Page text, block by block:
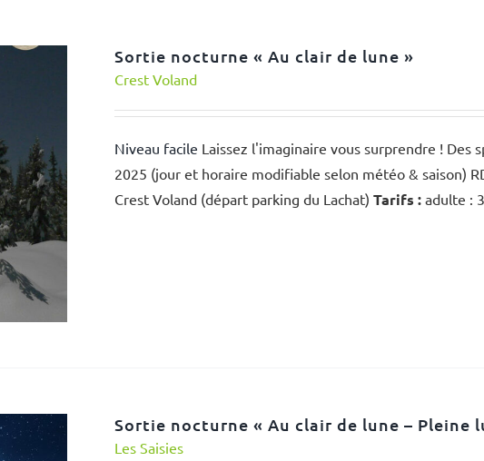
Sortie nocturne « Au clair de lune »
Crest Voland
Niveau facile Laissez l'imaginaire vous surprendre !
2025 (jour et horaire modifiable selon météo & saison)
Crest Voland (départ parking du Lachat)Tarifs : adulte :
Sortie nocturne « Au clair de lune – Pleine
Les Saisies